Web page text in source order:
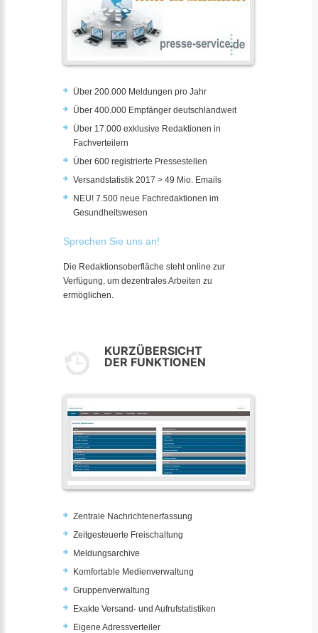
Über 200.000 Meldungen pro Jahr
Über 400.000 Empfänger deutschlandweit
Über 17.000 exklusive Redaktionen in
Fachverteilern
Über 600 registrierte Pressestellen
Versandstatistik 2017 > 49 Mio. Emails
NEU! 7.500 neue Fachredaktionen im
Gesundheitswesen
Sprechen Sie uns an!
Die Redaktionsoberfläche steht online zur
Verfügung, um dezentrales Arbeiten zu
ermöglichen.
KURZÜBERSICHT
DER FUNKTIONEN
Zentrale Nachrichtenerfassung
Zeitgesteuerte Freischaltung
Meldungsarchive
Komfortable Medienverwaltung
Gruppenverwaltung
Exakte Versand- und Aufrufstatistiken
Eigene Adressverteiler